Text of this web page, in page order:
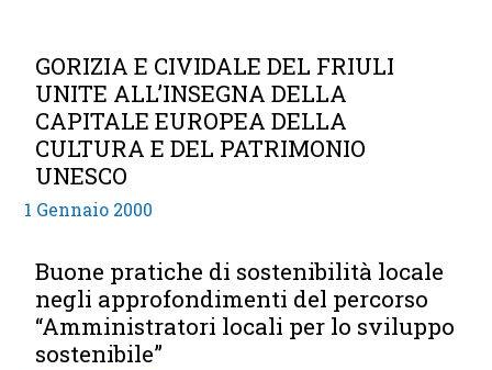
GORIZIA E CIVIDALE DEL FRIULI
UNITE ALL’INSEGNA DELLA
CAPITALE EUROPEA DELLA
CULTURA E DEL PATRIMONIO
UNESCO
1 Gennaio 2000
Buone pratiche di sostenibilità locale
negli approfondimenti del percorso
“Amministratori locali per lo sviluppo
sostenibile”